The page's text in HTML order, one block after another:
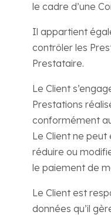
le cadre d’une
Il appartient
contrôler les
Prestataire.
Le Client
Prestations
conformément
Le Client ne peut
réduire ou
le paiement de
Le Client est
données qu’il